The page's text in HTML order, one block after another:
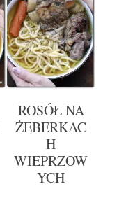
ROSÓŁ NA
ŻEBERKAC
H
WIEPRZOW
YCH